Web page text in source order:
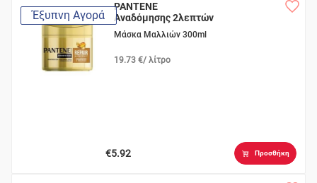
Έξυπνη Αγορά
PANTENE
Αναδόμησης 2λεπτών
Μάσκα Μαλλιών 300ml
19.73 €/ λίτρο
€5.92 Προσθήκη